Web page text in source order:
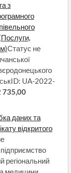
з
Статус не
UA-2022-
735,00
даних та
відкритого
регіональний